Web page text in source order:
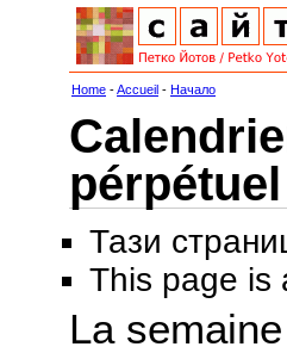
Home -Accueil - Начало
pérpétuel
Тази
This page is
La